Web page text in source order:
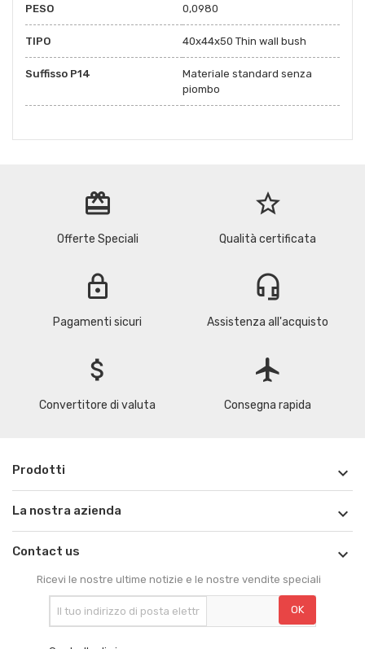
PESO 0,0980
TIPO 40x44x50 Thin wall bush
Suffisso P14
Materiale standard senza
piombo
redeem
Offerte Speciali
star_border
Qualità certificata
lock
Pagamenti sicuri
headset_mic
Assistenza all'acquisto
attach_money
Convertitore di valuta
flight
Consegna rapida
Prodotti 
La nostra azienda 
Contact us 
Ricevi le nostre ultime notizie e le nostre vendite speciali